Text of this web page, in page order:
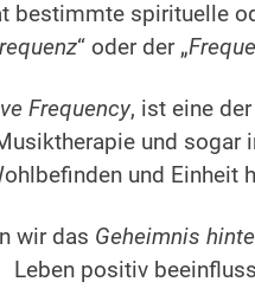
bestimmte spirituelle
“ oder der „
Frequency, ist eine
und sogar
und Einheit
wir das Geheimnis
Leben positiv